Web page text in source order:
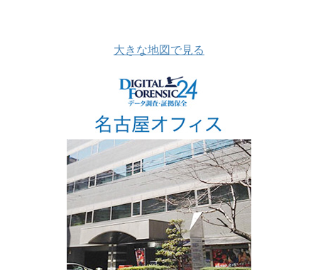
大きな地図で見る